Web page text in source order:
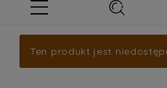
Ten produkt jest